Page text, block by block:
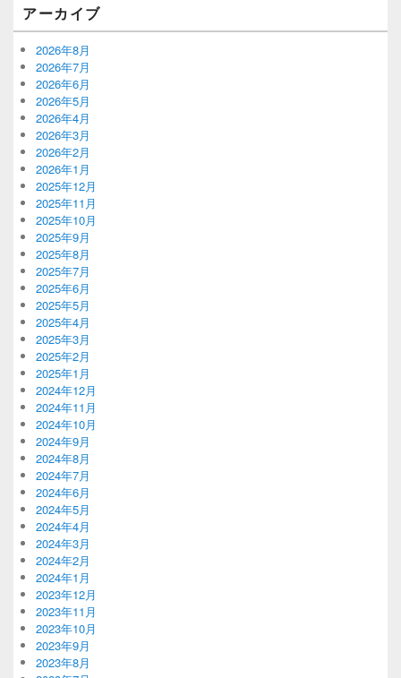
アーカイブ
2026年8月
2026年7月
2026年6月
2026年5月
2026年4月
2026年3月
2026年2月
2026年1月
2025年12月
2025年11月
2025年10月
2025年9月
2025年8月
2025年7月
2025年6月
2025年5月
2025年4月
2025年3月
2025年2月
2025年1月
2024年12月
2024年11月
2024年10月
2024年9月
2024年8月
2024年7月
2024年6月
2024年5月
2024年4月
2024年3月
2024年2月
2024年1月
2023年12月
2023年11月
2023年10月
2023年9月
2023年8月